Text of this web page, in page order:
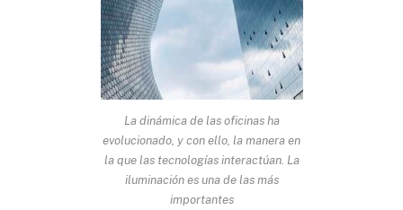
La dinámica de las oficinas ha
evolucionado, y con ello, la manera en
la que las tecnologías interactúan. La
iluminación es una de las más
importantes